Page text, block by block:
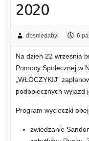
2020
dpsniedabyl 6
Na dzień 22 września
Pomocy Społecznej w
„WŁÓCZYKIJ”
podopiecznych wyjazd
Program wycieczki
zwiedzanie